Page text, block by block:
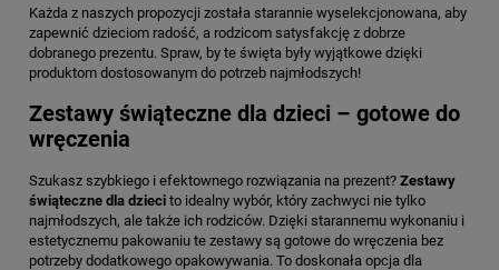
Każda z naszych propozycji została starannie wyselekcjonowana, aby
zapewnić dzieciom radość, a rodzicom satysfakcję z dobrze
dobranego prezentu. Spraw, by te święta były wyjątkowe dzięki
produktom dostosowanym do potrzeb najmłodszych!
Zestawy świąteczne dla dzieci – gotowe do
wręczenia
Szukasz szybkiego i efektownego rozwiązania na prezent? Zestawy
świąteczne dla dzieci to idealny wybór, który zachwyci nie tylko
najmłodszych, ale także ich rodziców. Dzięki starannemu wykonaniu i
estetycznemu pakowaniu te zestawy są gotowe do wręczenia bez
potrzeby dodatkowego opakowywania. To doskonała opcja dla